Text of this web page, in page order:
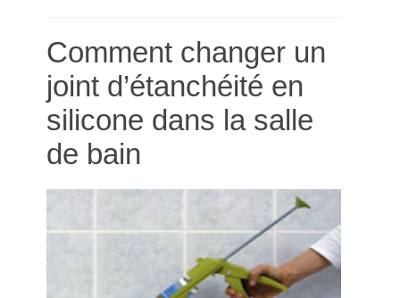
Comment changer un
joint d’étanchéité en
silicone dans la salle
de bain